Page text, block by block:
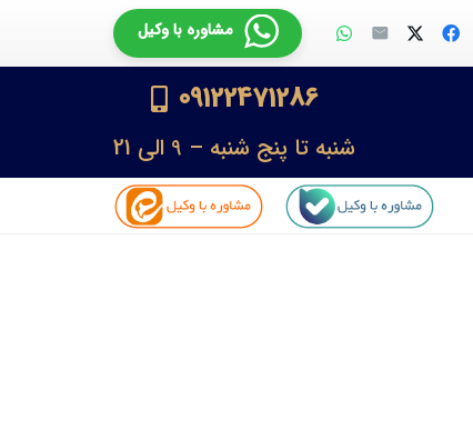
مشاوره با وکیل
09122471286
شنبه تا پنج شنبه – 9 الی 21